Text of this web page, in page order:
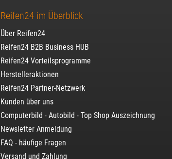
Reifen24 im Überblick
Über Reifen24
Reifen24 B2B Business HUB
Reifen24 Vorteilsprogramme
Herstelleraktionen
Reifen24 Partner-Netzwerk
Kunden über uns
Computerbild - Autobild - Top Shop Auszeichnung
Newsletter Anmeldung
FAQ - häufige Fragen
Versand und Zahlung